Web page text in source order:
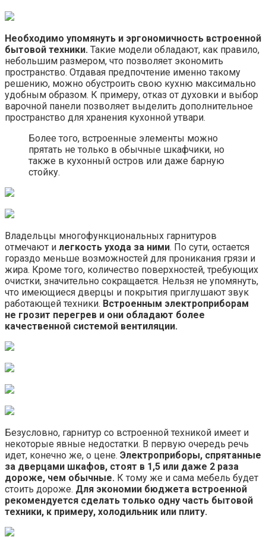
Необходимо упомянуть и эргономичность встроенной
бытовой техники. Такие модели обладают, как правило,
небольшим размером, что позволяет экономить
пространство. Отдавая предпочтение именно такому
решению, можно обустроить свою кухню максимально
удобным образом. К примеру, отказ от духовки и выбор
варочной панели позволяет выделить дополнительное
пространство для хранения кухонной утвари.
Более того, встроенные элементы можно
прятать не только в обычные шкафчики, но
также в кухонный остров или даже барную
стойку.
Владельцы многофункциональных гарнитуров
отмечают и легкость ухода за ними. По сути, остается
гораздо меньше возможностей для проникания грязи и
жира. Кроме того, количество поверхностей, требующих
очистки, значительно сокращается. Нельзя не упомянуть,
что имеющиеся дверцы и покрытия приглушают звук
работающей техники. Встроенным электроприборам
не грозит перегрев и они обладают более
качественной системой вентиляции.
Безусловно, гарнитур со встроенной техникой имеет и
некоторые явные недостатки. В первую очередь речь
идет, конечно же, о цене. Электроприборы, спрятанные
за дверцами шкафов, стоят в 1,5 или даже 2 раза
дороже, чем обычные. К тому же и сама мебель будет
стоить дороже. Для экономии бюджета встроенной
рекомендуется сделать только одну часть бытовой
техники, к примеру, холодильник или плиту.